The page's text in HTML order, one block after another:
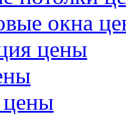
окна
цены